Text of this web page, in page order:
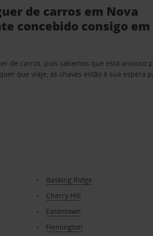
de carros em Nova
concebido consigo em
de carros, pois sabemos que está ansioso
que viaje, as chaves estão à sua espera
Basking Ridge
Cherry Hill
Eatontown
Flemington